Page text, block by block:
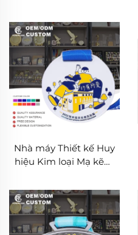
Thể thao chạy bộ Huy
chương kim loại
Nhà máy Thiết kế Huy
hiệu Kim loại Mạ kẽm
Dành cho Giải thưởng
Hoàn thành Cuộc thi
Thể thao và Chạy
Marathon